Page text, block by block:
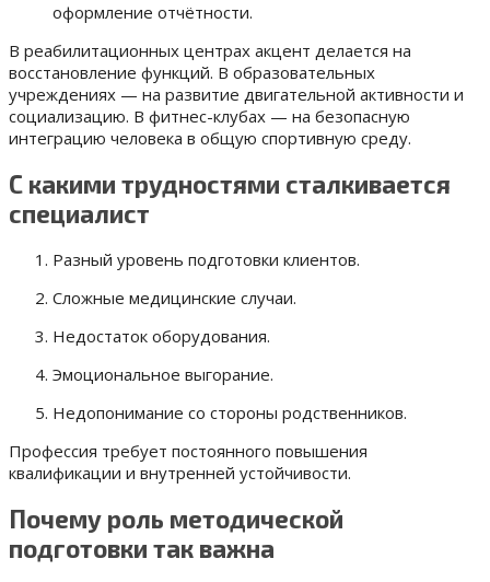
оформление отчётности.
В реабилитационных центрах акцент делается на
восстановление функций. В образовательных
учреждениях — на развитие двигательной активности и
социализацию. В фитнес-клубах — на безопасную
интеграцию человека в общую спортивную среду.
С какими трудностями сталкивается
специалист
Разный уровень подготовки клиентов.
Сложные медицинские случаи.
Недостаток оборудования.
Эмоциональное выгорание.
Недопонимание со стороны родственников.
Профессия требует постоянного повышения
квалификации и внутренней устойчивости.
Почему роль методической
подготовки так важна